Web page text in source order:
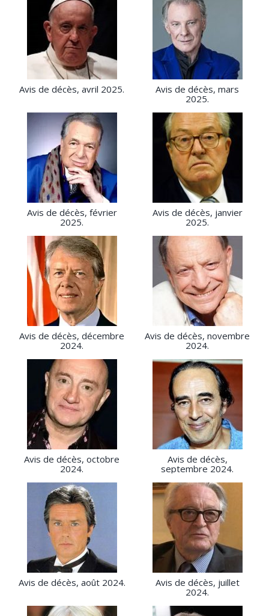
Avis de décès, avril 2025.
Avis de décès, mars
2025.
Avis de décès, février
2025.
Avis de décès, janvier
2025.
Avis de décès, décembre
2024.
Avis de décès, novembre
2024.
Avis de décès, octobre
2024.
Avis de décès,
septembre 2024.
Avis de décès, août 2024.
Avis de décès, juillet
2024.